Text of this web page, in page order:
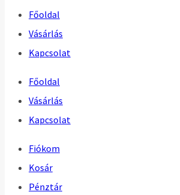
Főoldal
Vásárlás
Kapcsolat
Főoldal
Vásárlás
Kapcsolat
Fiókom
Kosár
Pénztár